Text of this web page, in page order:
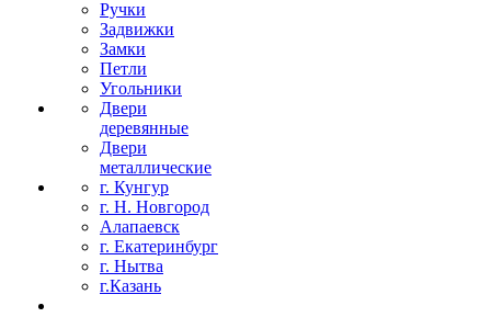
Ручки
Задвижки
Замки
Петли
Угольники
Двери
деревянные
Двери
металлические
г. Кунгур
г. Н. Новгород
Алапаевск
г. Екатеринбург
г. Нытва
г.Казань